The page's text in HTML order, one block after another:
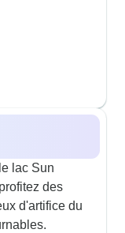
lac Sun
des
d'artifice du